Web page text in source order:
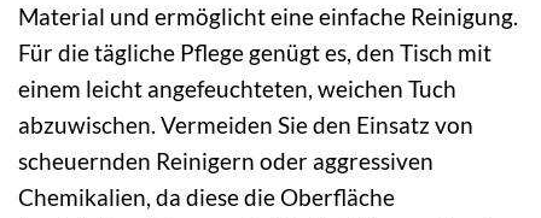
Material und ermöglicht eine einfache Reinigung.
Für die tägliche Pflege genügt es, den Tisch mit
einem leicht angefeuchteten, weichen Tuch
abzuwischen. Vermeiden Sie den Einsatz von
scheuernden Reinigern oder aggressiven
Chemikalien, da diese die Oberfläche